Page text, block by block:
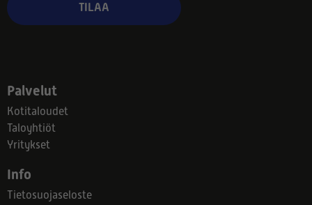
TILAA
Palvelut
Kotitaloudet
Taloyhtiöt
Yritykset
Info
Tietosuojaseloste